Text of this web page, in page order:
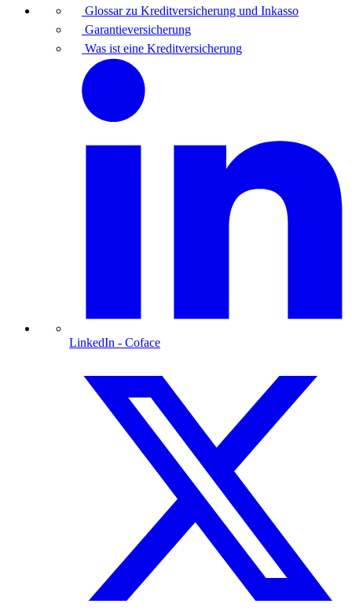
Glossar zu Kreditversicherung und Inkasso
Garantieversicherung
Was ist eine Kreditversicherung
LinkedIn - Coface